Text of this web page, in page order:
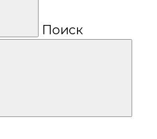
Поиск